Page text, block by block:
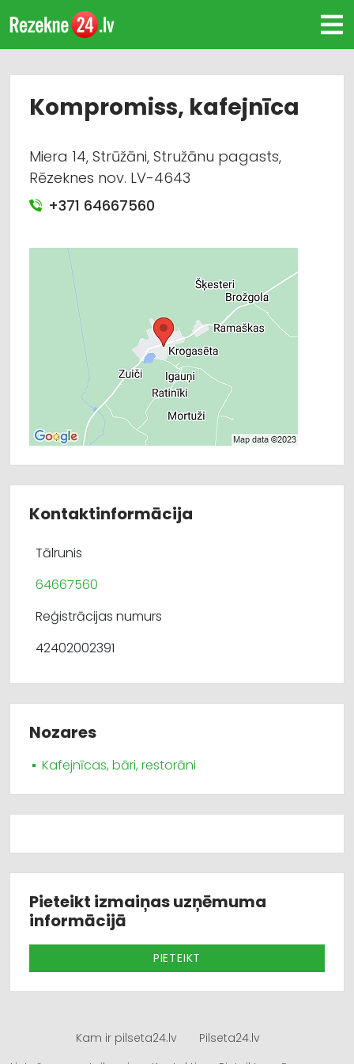
Kompromiss, kafejnīca
Miera 14, Strūžāni, Stružānu pagasts,
Rēzeknes nov. LV-4643
+371 64667560
Kontaktinformācija
Tālrunis
64667560
Reģistrācijas numurs
42402002391
Nozares
Kafejnīcas, bāri, restorāni
Pieteikt izmaiņas uzņēmuma
informācijā
PIETEIKT
Kam ir pilseta24.lv
Pilseta24.lv